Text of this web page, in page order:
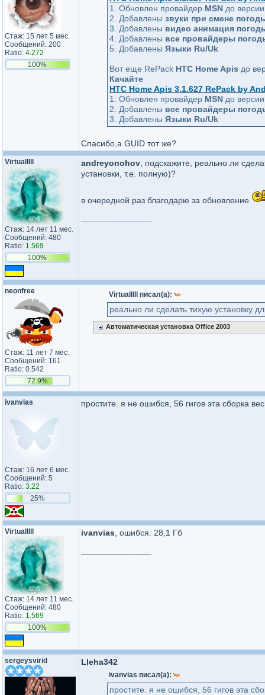
Стаж: 15 лет 5 мес.
Сообщений: 200
Ratio: 4.272
100%
1. Обновлен провайдер MSN до
2. Добавлены звуки при смене
3. Добавлены видео анимация
4. Добавлены все провайдеры
5. Добавлены Языки Ru/Uk
Вот еще RePack HTC Home Apis до
Качайте
HTC Home Apis 3.1.627 RePack by
1. Обновлен провайдер MSN до
2. Добавлены все провайдеры
3. Добавлены Языки Ru/Uk
Спасибо,а GUID тот же?
Virtualllll
Стаж: 14 лет 11 мес.
Сообщений: 480
Ratio: 1.569
100%
andreyonohov , подскажите, реально ли
установки, т.е. полную)?
в очередной раз благодарю за обновление
neonfree
Стаж: 11 лет 7 мес.
Сообщений: 161
Ratio: 0.542
72.9%
Virtualllll писал(а):
реально ли сделать тихую установку
Автоматическая установка Office 2003
ivanvias
Стаж: 16 лет 6 мес.
Сообщений: 5
Ratio: 3.22
25%
простите. я не ошибся, 56 гигов эта сборка
Virtualllll
Стаж: 14 лет 11 мес.
Сообщений: 480
Ratio: 1.569
100%
ivanvias , ошибся. 28,1 Гб
sergeysvirid Lleha342
ivanvias писал(а):
простите. я не ошибся, 56 гигов эта